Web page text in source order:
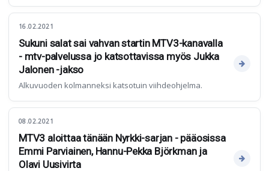
16.02.2021
Sukuni salat sai vahvan startin MTV3-kanavalla
- mtv-palvelussa jo katsottavissa myös Jukka
Jalonen -jakso
Alkuvuoden kolmanneksi katsotuin viihdeohjelma.
08.02.2021
MTV3 aloittaa tänään Nyrkki-sarjan - pääosissa
Emmi Parviainen, Hannu-Pekka Björkman ja
Olavi Uusivirta